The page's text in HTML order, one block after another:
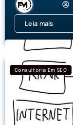
Leia mais
Consultoria Em SEO